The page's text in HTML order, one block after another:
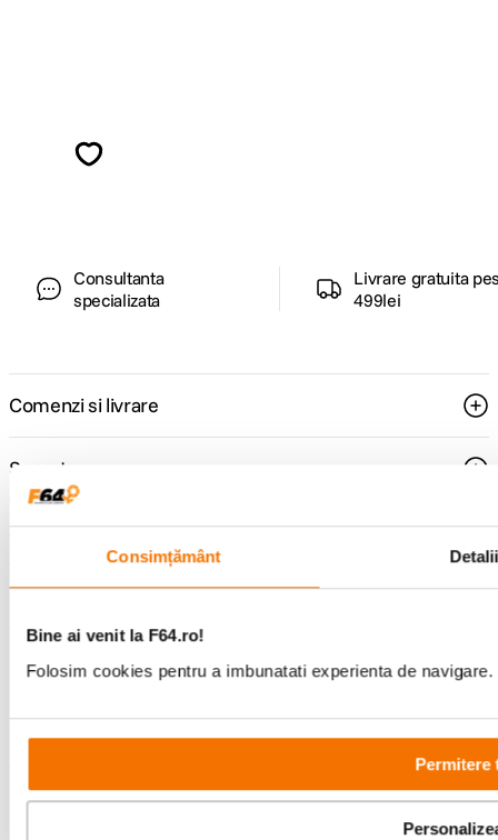
Consimțământ Detalii
Bine ai venit la F64.ro!
Folosim cookies pentru a imbunatati experienta de
Permitere
Consultanta
specializata
Livrare gratuita
499lei
Comenzi si livrare
Suport
Service si garantii
F64 Studio
Urmareste-ne
Metode de plata